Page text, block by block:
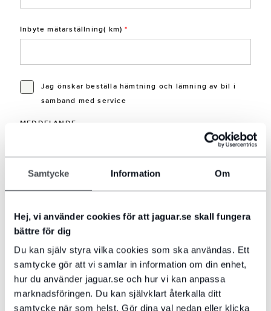
Samtycke Information Om
Hej, vi använder cookies för att jaguar.se skall fungera
bättre för dig
Du kan själv styra vilka cookies som ska användas. Ett
samtycke gör att vi samlar in information om din enhet,
hur du använder jaguar.se och hur vi kan anpassa
marknadsföringen. Du kan självklart återkalla ditt
samtycke när som helst. Gör dina val nedan eller klicka
Inbyte mätarställning( km) *
Jag önskar beställa hämtning och lämning av bil i
samband med service
MEDDELANDE
Jag vill gärna få information samt erbjudande om
Jaguar och Land Rover produkter och tjänster via e-
post samt SMS. För detta ändamål samtycker jag till
att Bilia JLR Import Sweden AB behandlar mitt namn
samt mina kontaktuppgifter. Läs mer om hur vi
behandlar dina personuppgifter samt se våra
kontaktuppgifter i vår Integritetspolicy. För samma